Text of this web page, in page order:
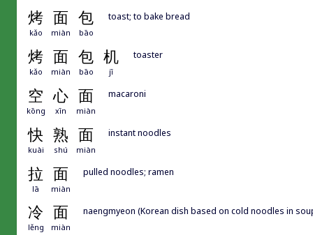
烤 面 包
kǎo miàn bāo
toast; to bake bread
烤 面 包 机
kǎo miàn bāo jī
toaster
空 心 面
kōng xīn miàn
macaroni
快 熟 面
kuài shú miàn
instant noodles
拉 面
lā miàn
pulled noodles; ramen
冷 面
lěng miàn
naengmyeon (Korean dish based on cold noodles in